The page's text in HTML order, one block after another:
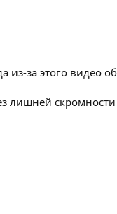
за этого видео
лишней